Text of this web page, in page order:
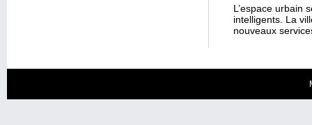
L’espace urbain
intelligents. La
nouveaux